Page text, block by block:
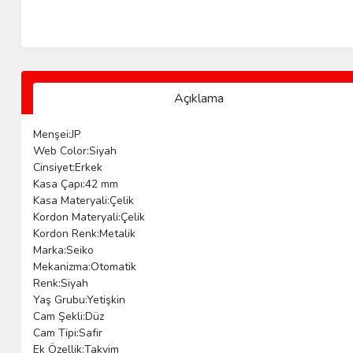
Açıklama
Menşei:JP
Web Color:Siyah
Cinsiyet:Erkek
Kasa Çapı:42 mm
Kasa Materyali:Çelik
Kordon Materyali:Çelik
Kordon Renk:Metalik
Marka:Seiko
Mekanizma:Otomatik
Renk:Siyah
Yaş Grubu:Yetişkin
Cam Şekli:Düz
Cam Tipi:Safir
Ek Özellik:Takvim